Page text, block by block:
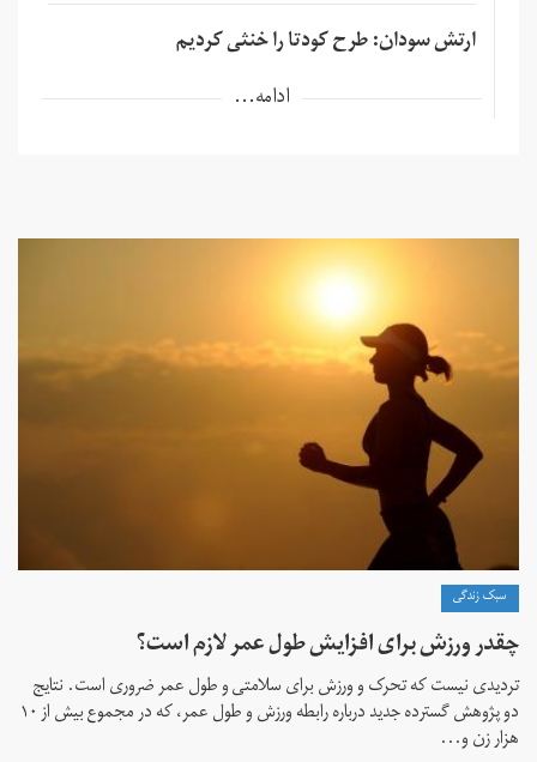
ارتش سودان: طرح کودتا را خنثی کردیم
ادامه...
سبک زندگی
چقدر ورزش برای افزایش طول عمر لازم است؟
تردیدی نیست که تحرک و ورزش برای سلامتی و طول عمر ضروری است. نتایج
دو پژوهش گسترده جدید درباره رابطه ورزش و طول عمر، که در مجموع بیش از ۱۰
هزار زن و...